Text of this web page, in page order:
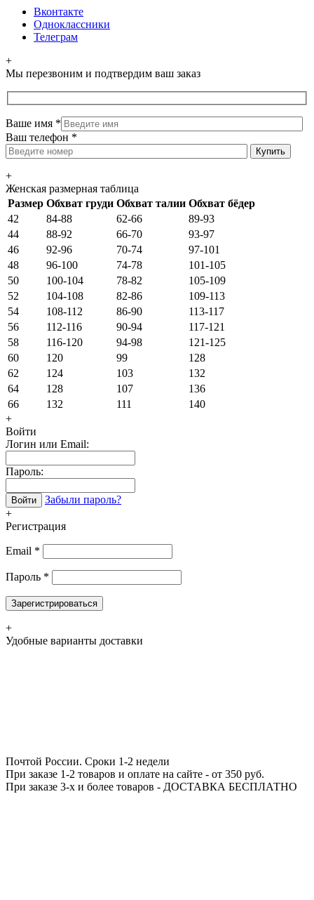
Вконтакте
Одноклассники
Телеграм
+
Мы перезвоним и подтвердим ваш заказ
Ваше имя *
Ваш телефон *
+
Женская размерная таблица
Размер Обхват груди Обхват талии Обхват бёдер
42
84-88 62-66
89-93
44
88-92 66-70
93-97
46
92-96 70-74
97-101
48
96-100 74-78
101-105
50
100-104 78-82
105-109
52
104-108 82-86
109-113
54
108-112 86-90
113-117
56
112-116 90-94
117-121
58
116-120 94-98
121-125
60
120 99
128
62
124 103
132
64
128 107
136
66
132 111
140
+
Войти
Логин или Email:
Пароль:
Войти
Забыли пароль?
+
Регистрация
Email *
Пароль *
Зарегистрироваться
+
Удобные варианты доставки
Почтой России. Сроки 1-2 недели
При заказе 1-2 товаров и оплате на сайте - от 350 руб.
При заказе 3-х и более товаров - ДОСТАВКА БЕСПЛАТНО